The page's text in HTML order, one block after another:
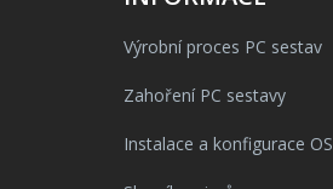
Výrobní proces PC sestav
Zahoření PC sestavy
Instalace a konfigurace OS